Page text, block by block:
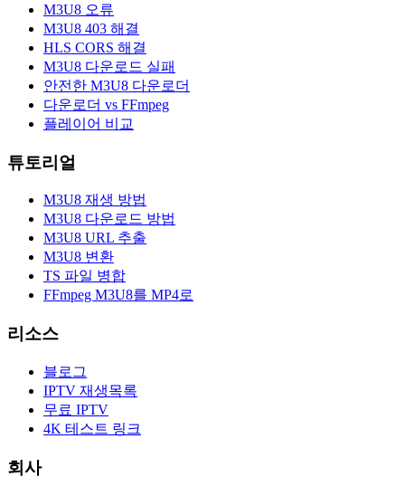
M3U8 오류
M3U8 403 해결
HLS CORS 해결
M3U8 다운로드 실패
안전한 M3U8 다운로더
다운로더 vs FFmpeg
플레이어 비교
튜토리얼
M3U8 재생 방법
M3U8 다운로드 방법
M3U8 URL 추출
M3U8 변환
TS 파일 병합
FFmpeg M3U8를 MP4로
리소스
블로그
IPTV 재생목록
무료 IPTV
4K 테스트 링크
회사